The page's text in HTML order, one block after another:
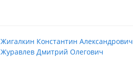
Жигалкин Константин Александрович
Журавлев Дмитрий Олегович